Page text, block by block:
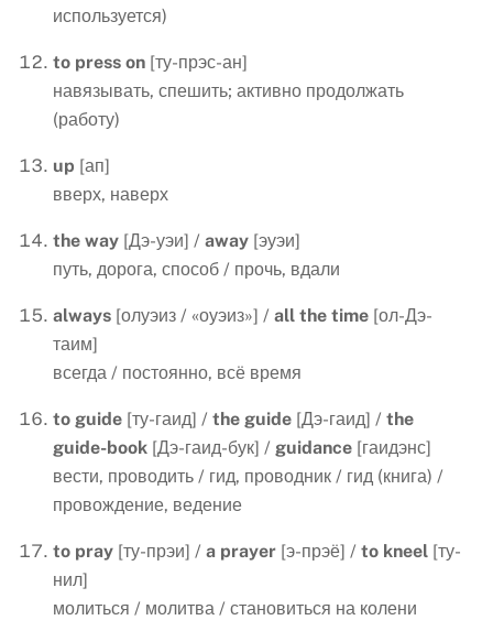
используется)
to press on [ту-прэс-ан]
навязывать, спешить; активно продолжать
(работу)
up [ап]
вверх, наверх
the way [Дэ-уэи] / away [эуэи]
путь, дорога, способ / прочь, вдали
always [олуэиз / «оуэиз»] / all the time [ол-Дэ-
таим]
всегда / постоянно, всё время
to guide [ту-гаид] / the guide [Дэ-гаид] / the
guide-book [Дэ-гаид-бук] / guidance [гаидэнс]
вести, проводить / гид, проводник / гид (книга) /
провождение, ведение
to pray [ту-прэи] / a prayer [э-прэё] / to kneel [ту-
нил]
молиться / молитва / становиться на колени